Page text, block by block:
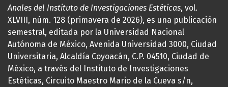
Anales del Instituto de Investigaciones Estéticas, vol.
XLVIII, núm. 128 (primavera de 2026), es una publicación
semestral, editada por la Universidad Nacional
Autónoma de México, Avenida Universidad 3000, Ciudad
Universitaria, Alcaldía Coyoacán, C.P. 04510, Ciudad de
México, a través del Instituto de Investigaciones
Estéticas, Circuito Maestro Mario de la Cueva s/n,